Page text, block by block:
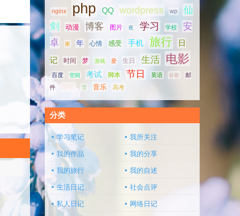
nginx php QQ wordpress wp
仙
剑
动漫 博客 图片 夜 学习 学校
安
卓
家 年 心情 感受 手机 旅行 日
记 时间 梦 游戏 爱 生日 生活 电影
百度 空间 考试 脚本 节日 英语 谷歌 邮
件 雪 音乐 高考
分类
学习笔记 我所关注
我的作品 我的分享
我的旅行 我的自述
生活日记 社会点评
私人日记 网络日记